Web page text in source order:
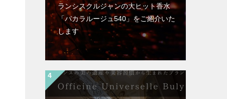
ランシスクルジャンの大ヒット香水
「バカラルージュ540」をご紹介いた
します